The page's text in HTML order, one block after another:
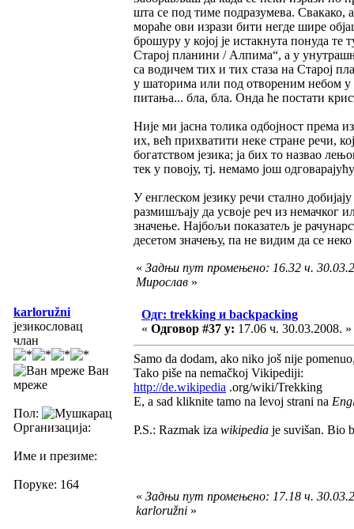
шта се под тиме подразумева. Свакако,
мораће ови изрази бити негде шире
брошуру у којој је истакнута понуда те
Старој планини / Алпима“, а у
са водичем тих и тих стаза на Старој
у шаторима или под отвореним небом у
питања... бла, бла. Онда ће постати
Није ми јасна толика одбојност према
их, већ прихватити неке стране речи,
богатством језика; ја бих то назвао
тек у повоју, тј. немамо још
У енглеском језику речи стално
размишљају да усвоје реч из немачког
значење. Најбољи показатељ је
десетом значењу, па не видим да се неко
« Задњи пут промењено: 16.32 ч.
Мирослав »
karloružni
језикословац
члан
Ван
мреже
Пол:
Организација:
Име и презиме:
Поруке: 164
Одг: trekking и backpacking
« Одговор #37 у: 17.06 ч. 30.03.2008. »
Samo da dodam, ako niko još nije
Tako piše na nemačkoj Vikipediji:
http://de.wikipedia .org/wiki/Trekking
E, a sad kliknite tamo na levoj strani na
P.S.: Razmak iza wikipedia je suvišan. Bio
« Задњи пут промењено: 17.18 ч.
karloružni »